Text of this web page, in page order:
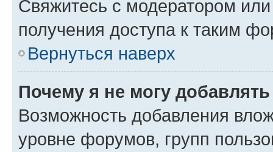
Свяжитесь с модератором
получения доступа к таким
Вернуться наверх
Почему я не могу
Возможность добавления
уровне форумов, групп